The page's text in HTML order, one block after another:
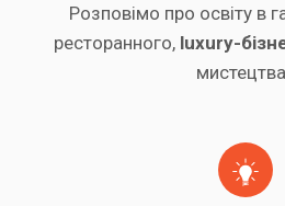
Розповімо про освіту в
ресторанного, luxury-
мистецтва.